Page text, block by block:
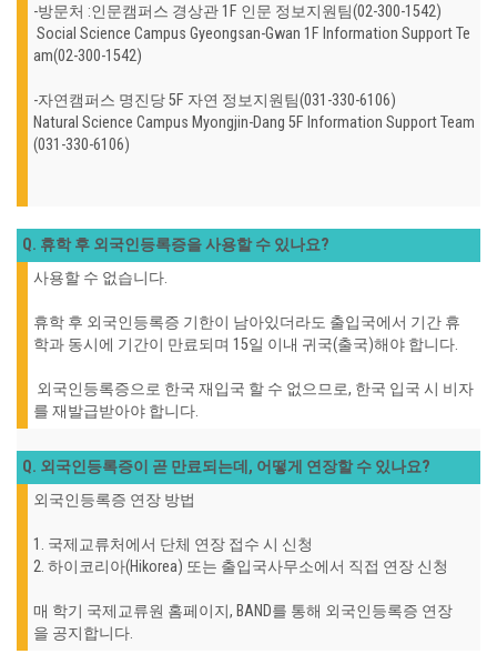
-방문처 :인문캠퍼스 경상관 1F 인문 정보지원팀(02-300-1542)
Social Science Campus Gyeongsan-Gwan 1F Information Support Te
am(02-300-1542)
-자연캠퍼스 명진당 5F 자연 정보지원팀(031-330-6106)
Natural Science Campus Myongjin-Dang 5F Information Support Team
(031-330-6106)
Q. 휴학 후 외국인등록증을 사용할 수 있나요?
사용할 수 없습니다.
휴학 후 외국인등록증 기한이 남아있더라도 출입국에서 기간 휴
학과 동시에 기간이 만료되며 15일 이내 귀국(출국)해야 합니다.
외국인등록증으로 한국 재입국 할 수 없으므로, 한국 입국 시 비자
를 재발급받아야 합니다.
Q. 외국인등록증이 곧 만료되는데, 어떻게 연장할 수 있나요?
외국인등록증 연장 방법
1. 국제교류처에서 단체 연장 접수 시 신청
2. 하이코리아(Hikorea) 또는 출입국사무소에서 직접 연장 신청
매 학기 국제교류원 홈페이지, BAND를 통해 외국인등록증 연장
을 공지합니다.